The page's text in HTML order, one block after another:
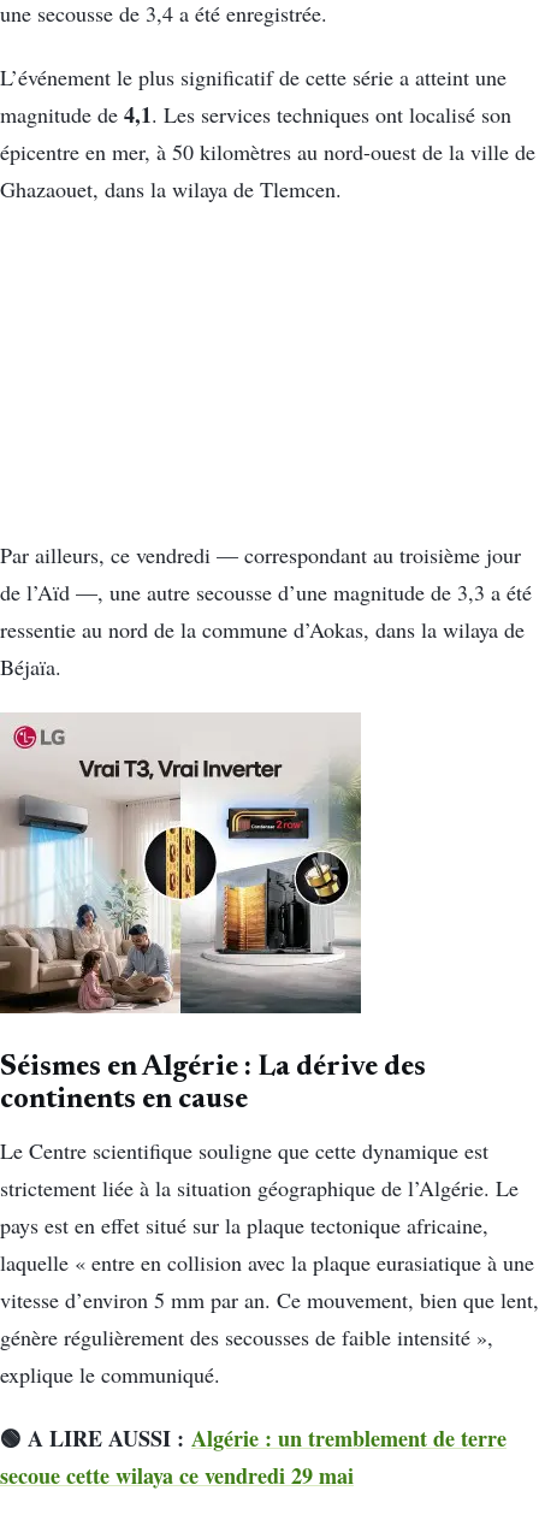
une secousse de 3,4 a été enregistrée.
L’événement le plus significatif de cette série a atteint une
magnitude de 4,1. Les services techniques ont localisé son
épicentre en mer, à 50 kilomètres au nord-ouest de la ville de
Ghazaouet, dans la wilaya de Tlemcen.
Par ailleurs, ce vendredi — correspondant au troisième jour
de l’Aïd —, une autre secousse d’une magnitude de 3,3 a été
ressentie au nord de la commune d’Aokas, dans la wilaya de
Béjaïa.
Séismes en Algérie : La dérive des
continents en cause
Le Centre scientifique souligne que cette dynamique est
strictement liée à la situation géographique de l’Algérie. Le
pays est en effet situé sur la plaque tectonique africaine,
laquelle « entre en collision avec la plaque eurasiatique à une
vitesse d’environ 5 mm par an. Ce mouvement, bien que lent,
génère régulièrement des secousses de faible intensité »,
explique le communiqué.
🟢 A LIRE AUSSI : Algérie : un tremblement de terre
secoue cette wilaya ce vendredi 29 mai